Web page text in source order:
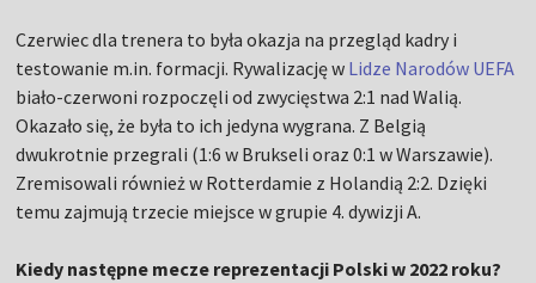
Czerwiec dla trenera to była okazja na przegląd kadry i
testowanie m.in. formacji. Rywalizację w Lidze Narodów UEFA
biało-czerwoni rozpoczęli od zwycięstwa 2:1 nad Walią.
Okazało się, że była to ich jedyna wygrana. Z Belgią
dwukrotnie przegrali (1:6 w Brukseli oraz 0:1 w Warszawie).
Zremisowali również w Rotterdamie z Holandią 2:2. Dzięki
temu zajmują trzecie miejsce w grupie 4. dywizji A.
Kiedy następne mecze reprezentacji Polski w 2022 roku?